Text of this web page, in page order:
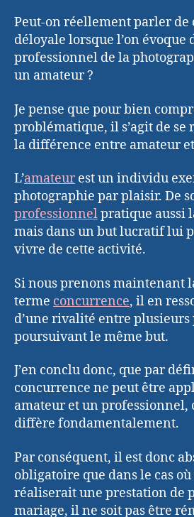
Peut-on réellement parler de
déloyale lorsque l’on évoque
professionnel de la
un amateur ?
Je pense que pour bien
problématique, il s’agit de se
la différence entre amateur
L’amateurest un individu
photographie par plaisir. De
professionnelpratique aussi
mais dans un but lucratif lui
vivre de cette activité.
Si nous prenons maintenant
terme concurrence, il en
d’une rivalité entre plusieurs
poursuivant le même but.
J’en conclu donc, que par
concurrence ne peut être
amateur et un professionnel,
diffère fondamentalement.
Par conséquent, il est donc
obligatoire que dans le cas
réaliserait une prestation de
mariage, il ne soit pas être